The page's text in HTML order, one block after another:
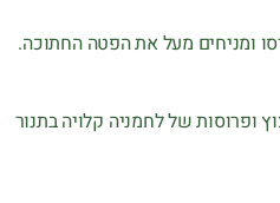
ומניחים מעל את הפטה החתוכה.
ופרוסות של לחמניה קלויה בתנור